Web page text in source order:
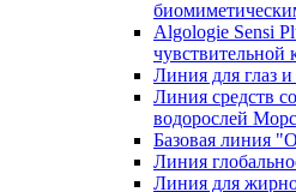
Algologie Sensi
Линия для глаз и
Линия средств
водорослей
Базовая линия
Линия
Линия для